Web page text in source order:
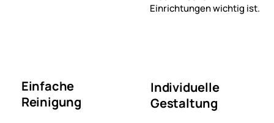
Einrichtungen wichtig ist.
Einfache
Reinigung
Individuelle
Gestaltung